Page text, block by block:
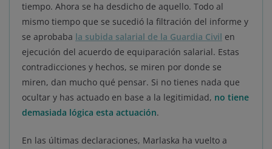
tiempo. Ahora se ha desdicho de aquello. Todo al
mismo tiempo que se sucedió la filtración del informe y
se aprobaba la subida salarial de la Guardia Civil en
ejecución del acuerdo de equiparación salarial. Estas
contradicciones y hechos, se miren por donde se
miren, dan mucho qué pensar. Si no tienes nada que
ocultar y has actuado en base a la legitimidad, no tiene
demasiada lógica esta actuación.
En las últimas declaraciones, Marlaska ha vuelto a